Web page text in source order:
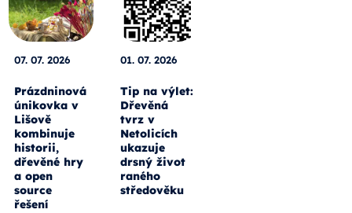
07. 07. 2026
Prázdninová
únikovka v
Lišově
kombinuje
historii,
dřevěné hry
a open
source
řešení
01. 07. 2026
Tip na výlet:
Dřevěná
tvrz v
Netolicích
ukazuje
drsný život
raného
středověku